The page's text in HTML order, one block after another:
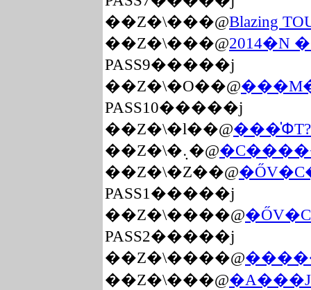
��Z�\���@Blazing
��Z�\���@
PASS9�����j
��Z�\�O��@
PASS10�����j
��Z�\�l��@
��Z�\�܉�@
��Z�\�Z��@
PASS1�����j
��Z�\����@
PASS2�����j
��Z�\����@
��Z�\���@